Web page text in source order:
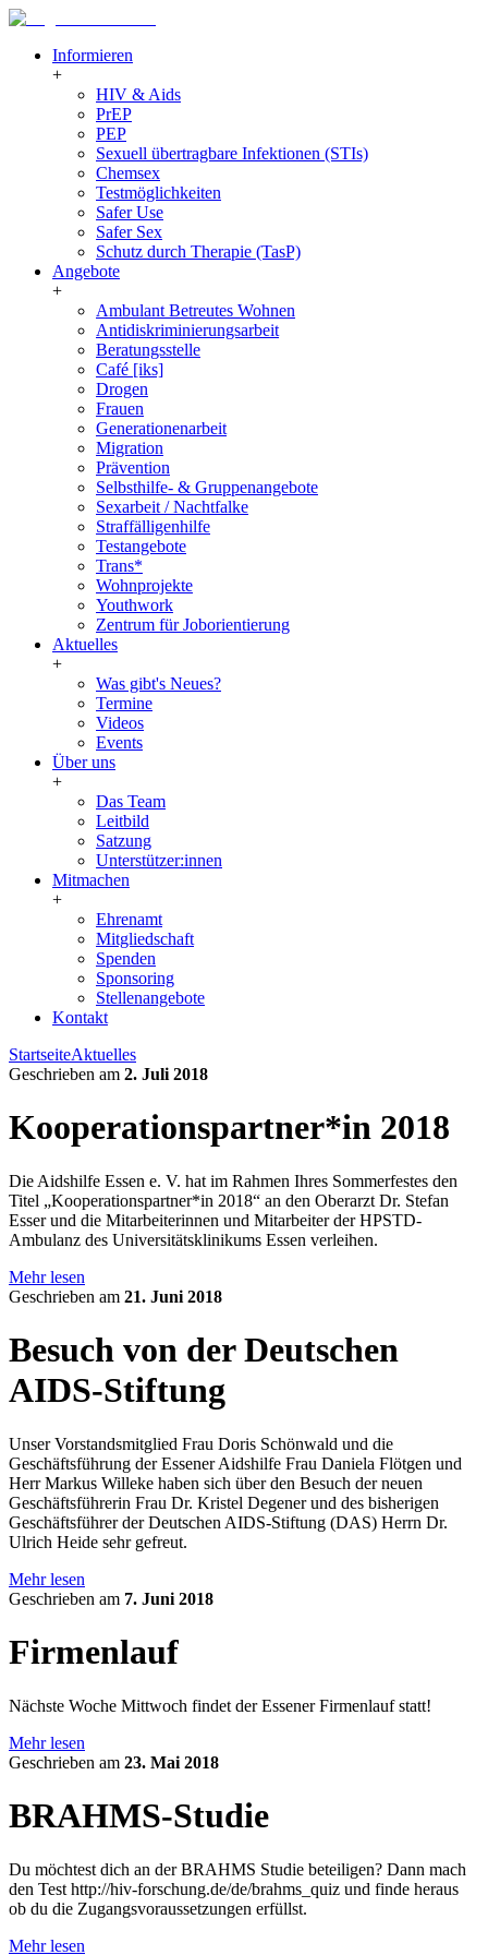
Informieren
+
HIV & Aids
PrEP
PEP
Sexuell übertragbare Infektionen (STIs)
Chemsex
Testmöglichkeiten
Safer Use
Safer Sex
Schutz durch Therapie (TasP)
Angebote
+
Ambulant Betreutes Wohnen
Antidiskriminierungsarbeit
Beratungsstelle
Café [iks]
Drogen
Frauen
Generationenarbeit
Migration
Prävention
Selbsthilfe- & Gruppenangebote
Sexarbeit / Nachtfalke
Straffälligenhilfe
Testangebote
Trans*
Wohnprojekte
Youthwork
Zentrum für Joborientierung
Aktuelles
+
Was gibt's Neues?
Termine
Videos
Events
Über uns
+
Das Team
Leitbild
Satzung
Unterstützer:innen
Mitmachen
+
Ehrenamt
Mitgliedschaft
Spenden
Sponsoring
Stellenangebote
Kontakt
StartseiteAktuelles
Geschrieben am 2. Juli 2018
Kooperationspartner*in 2018
Die Aidshilfe Essen e. V. hat im Rahmen Ihres Sommerfestes den
Titel „Kooperationspartner*in 2018“ an den Oberarzt Dr. Stefan
Esser und die Mitarbeiterinnen und Mitarbeiter der HPSTD-
Ambulanz des Universitätsklinikums Essen verleihen.
Mehr lesen
Geschrieben am 21. Juni 2018
Besuch von der Deutschen
AIDS-Stiftung
Unser Vorstandsmitglied Frau Doris Schönwald und die
Geschäftsführung der Essener Aidshilfe Frau Daniela Flötgen und
Herr Markus Willeke haben sich über den Besuch der neuen
Geschäftsführerin Frau Dr. Kristel Degener und des bisherigen
Geschäftsführer der Deutschen AIDS-Stiftung (DAS) Herrn Dr.
Ulrich Heide sehr gefreut.
Mehr lesen
Geschrieben am 7. Juni 2018
Firmenlauf
Nächste Woche Mittwoch findet der Essener Firmenlauf statt!
Mehr lesen
Geschrieben am 23. Mai 2018
BRAHMS-Studie
Du möchtest dich an der BRAHMS Studie beteiligen? Dann mach
den Test http://hiv-forschung.de/de/brahms_quiz und finde heraus
ob du die Zugangsvoraussetzungen erfüllst.
Mehr lesen